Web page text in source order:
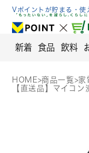
Skip
content
Vポイントが貯まる・使
新着 食品 飲料
HOME>商品一覧>家
【直送品】マイコ